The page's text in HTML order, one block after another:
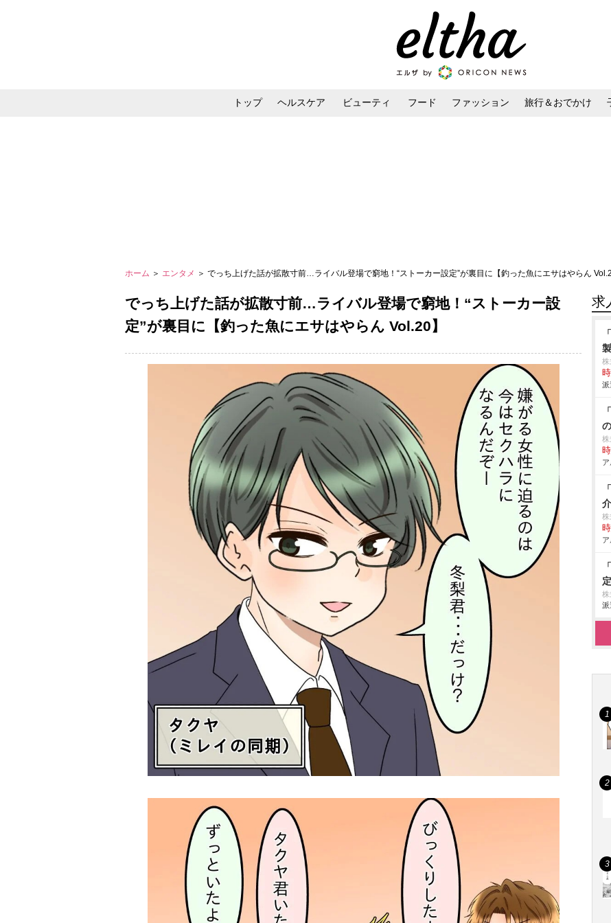
トップ ヘルスケア ビューティ フード ファッション 旅行＆おでかけ
ホーム ＞ エンタメ ＞ でっち上げた話が拡散寸前…ライバル登場で窮地！“ストーカー設定”が裏目に【釣った魚にエサはやらん
でっち上げた話が拡散寸前…ライバル登場で窮地！“ストーカー設
定”が裏目に【釣った魚にエサはやらん Vol.20】
求
株
派
株
株
株
派